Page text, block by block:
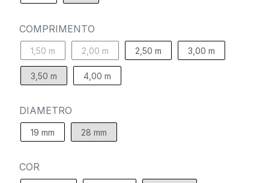
COMPRIMENTO
1,50 m 2,00 m 2,50 m 3,00 m
3,50 m 4,00 m
DIAMETRO
19 mm 28 mm
COR